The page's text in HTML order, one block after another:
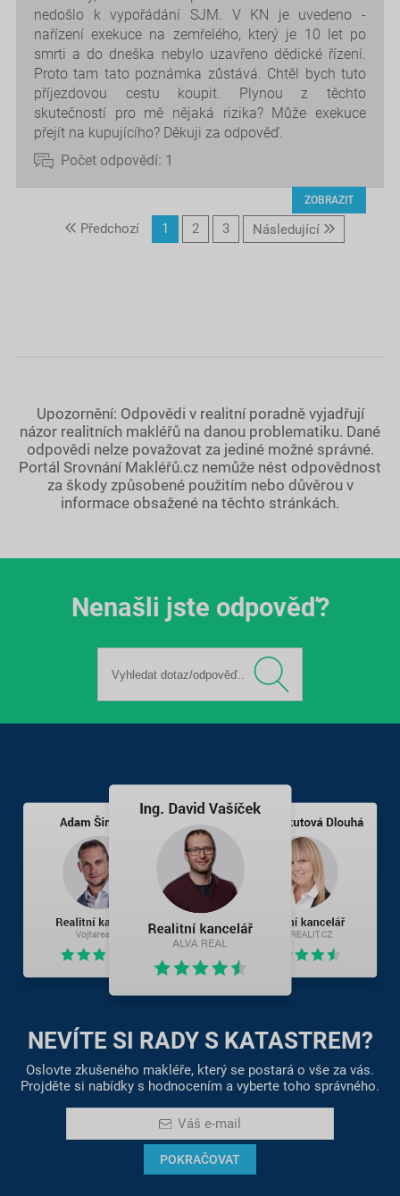
nedošlo k vypořádání SJM. V KN je uvedeno -
nařízení exekuce na zemřelého, který je 10 let po
smrti a do dneška nebylo uzavřeno dědické řízení.
Proto tam tato poznámka zůstává. Chtěl bych tuto
příjezdovou cestu koupit. Plynou z těchto
skutečností pro mě nějaká rizika? Může exekuce
přejít na kupujícího? Děkuji za odpověď.
Počet odpovědí: 1
ZOBRAZIT
Předchozí 1 2 3 Následující
Upozornění: Odpovědi v realitní poradně vyjadřují
názor realitních makléřů na danou problematiku. Dané
odpovědi nelze považovat za jediné možné správné.
Portál Srovnání Makléřů.cz nemůže nést odpovědnost
za škody způsobené použitím nebo důvěrou v
informace obsažené na těchto stránkách.
Nenašli jste odpověď?
NEVÍTE SI RADY S KATASTREM?
Oslovte zkušeného makléře, který se postará o vše za vás.
Projděte si nabídky s hodnocením a vyberte toho správného.
Váš e-mail
POKRAČOVAT